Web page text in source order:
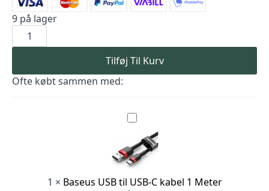
9 på lager
Samsung
Galaxy
S23
Cover
-
Guld
Tilføj Til Kurv
Ofte købt sammen med:
Baseus
USB
USB-
C
kabel
Meter
1 × Baseus USB til USB-C kabel 1 Meter